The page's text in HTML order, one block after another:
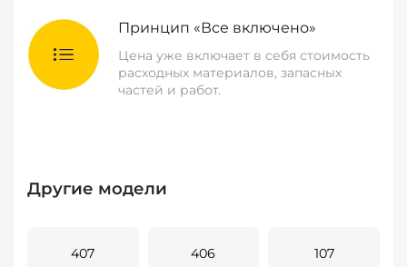
Принцип «Все включено»
Цена уже включает в себя стоимость
расходных материалов, запасных
частей и работ.
Другие модели
407 406 107